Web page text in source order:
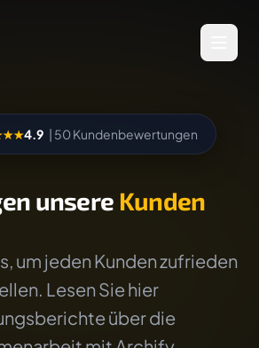
4.9 | 50 Kundenbewertungen
unsere Kunden
um jeden Kunden zufrieden
Lesen Sie hier
über die